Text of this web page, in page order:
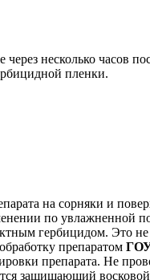
несколько часов
пленки.
на сорняки и
по увлажненной
гербицидом. Это
препаратом
препарата. Не
защищающий